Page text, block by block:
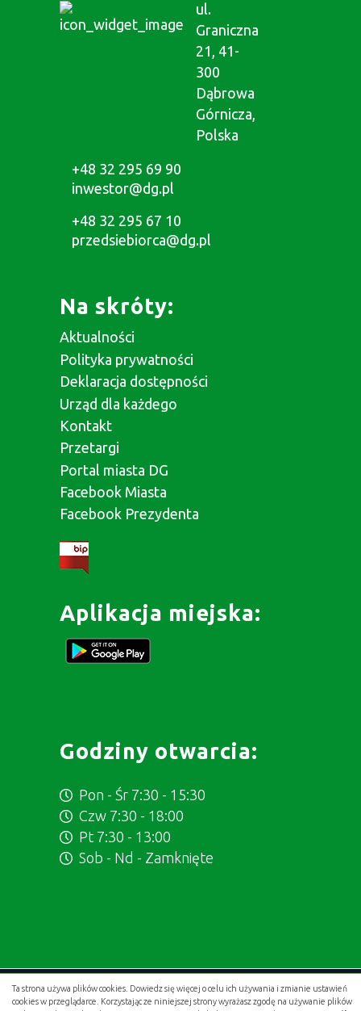
Ta strona używa plików cookies. Dowiedz się więcej o celu ich używania i zmianie ustawień
cookies w przeglądarce. Korzystając ze niniejszej strony wyrażasz zgodę na używanie plików
ul.
Graniczna
21, 41-
300
Dąbrowa
Górnicza,
Polska
+48 32 295 69 90
inwestor@dg.pl
+48 32 295 67 10
przedsiebiorca@dg.pl
Na skróty:
Aktualności
Polityka prywatności
Deklaracja dostępności
Urząd dla każdego
Kontakt
Przetargi
Portal miasta DG
Facebook Miasta
Facebook Prezydenta
Aplikacja miejska:
Godziny otwarcia:
Pon - Śr 7:30 - 15:30
Czw 7:30 - 18:00
Pt 7:30 - 13:00
Sob - Nd - Zamknięte
Projekt i wykonanie:.gold studio digital